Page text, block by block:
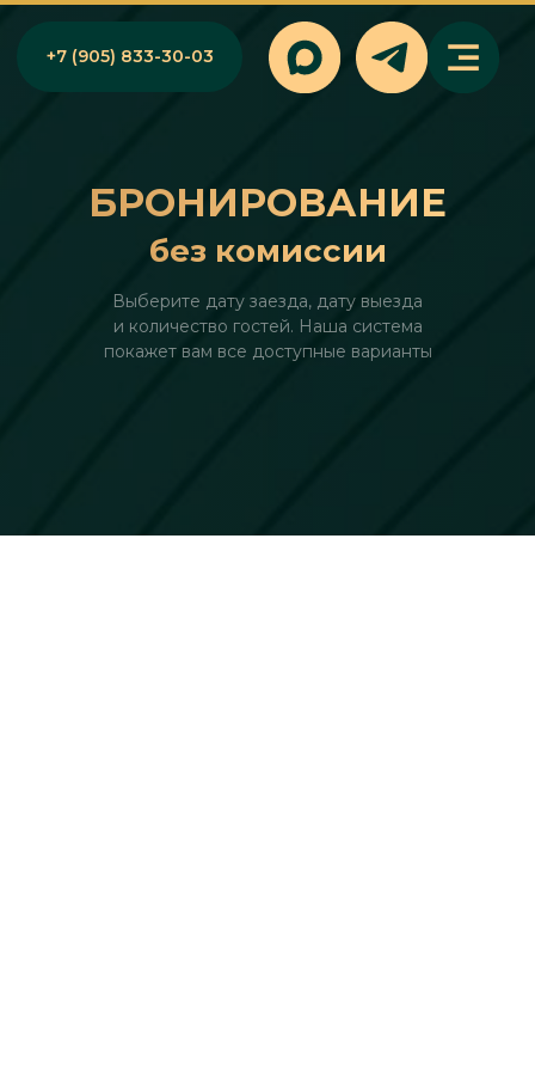
без комиссии
БРОНИРОВАНИЕ
Выберите дату заезда, дату выезда
и количество гостей. Наша система
покажет вам все доступные варианты